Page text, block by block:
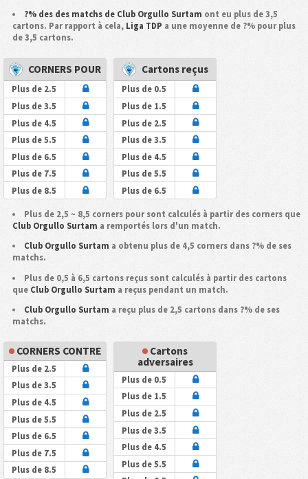
?% des des matchs de Club Orgullo Surtam ont eu plus de 3,5
cartons. Par rapport à cela, Liga TDP a une moyenne de ?% pour plus
de 3,5 cartons.
CORNERS POUR
Plus de 2.5
Plus de 3.5
Plus de 4.5
Plus de 5.5
Plus de 6.5
Plus de 7.5
Plus de 8.5
Cartons reçus
Plus de 0.5
Plus de 1.5
Plus de 2.5
Plus de 3.5
Plus de 4.5
Plus de 5.5
Plus de 6.5
Plus de 2,5 ~ 8,5 corners pour sont calculés à partir des corners que
Club Orgullo Surtam a remportés lors d'un match.
Club Orgullo Surtam a obtenu plus de 4,5 corners dans ?% de ses
matchs.
Plus de 0,5 à 6,5 cartons reçus sont calculés à partir des cartons
que Club Orgullo Surtam a reçus pendant un match.
Club Orgullo Surtam a reçu plus de 2,5 cartons dans ?% de ses
matchs.
CORNERS CONTRE
Plus de 2.5
Plus de 3.5
Plus de 4.5
Plus de 5.5
Plus de 6.5
Plus de 7.5
Plus de 8.5
Cartons
adversaires
Plus de 0.5
Plus de 1.5
Plus de 2.5
Plus de 3.5
Plus de 4.5
Plus de 5.5